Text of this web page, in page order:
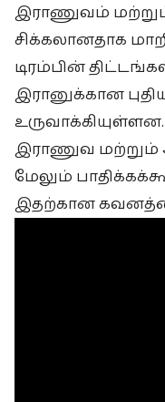
இராணுவம்
சிக்கலானதாக
டிரம்பின்
இரானுக்கான
இராணுவ மற்றும்
மேலும்
இதற்கான